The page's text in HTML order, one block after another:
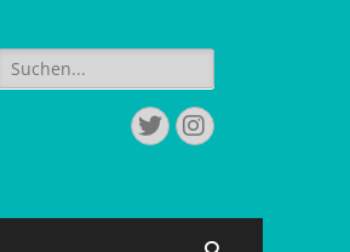
Suchen
nach:
Twitter
Instagram